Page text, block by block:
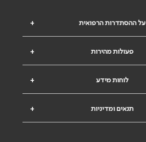
+ על ההסתדרות הרפואית
+ פעולות מהירות
+ לוחות מידע
+ תנאים ומדיניות